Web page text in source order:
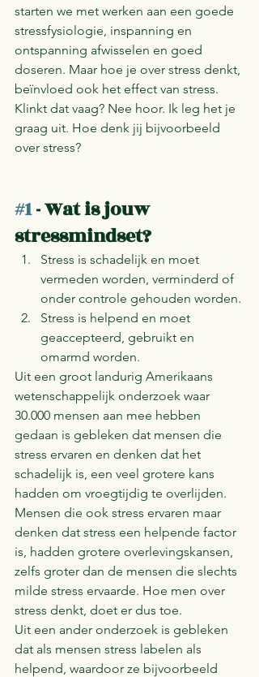
starten we met werken aan een goede
stressfysiologie, inspanning en
ontspanning afwisselen en goed
doseren. Maar hoe je over stress denkt,
beïnvloed ook het effect van stress.
Klinkt dat vaag? Nee hoor. Ik leg het je
graag uit. Hoe denk jij bijvoorbeeld
over stress?
#1 - Wat is jouw
stressmindset?
Stress is schadelijk en moet
vermeden worden, verminderd of
onder controle gehouden worden.
Stress is helpend en moet
geaccepteerd, gebruikt en
omarmd worden.
Uit een groot landurig Amerikaans
wetenschappelijk onderzoek waar
30.000 mensen aan mee hebben
gedaan is gebleken dat mensen die
stress ervaren en denken dat het
schadelijk is, een veel grotere kans
hadden om vroegtijdig te overlijden.
Mensen die ook stress ervaren maar
denken dat stress een helpende factor
is, hadden grotere overlevingskansen,
zelfs groter dan de mensen die slechts
milde stress ervaarde. Hoe men over
stress denkt, doet er dus toe.
Uit een ander onderzoek is gebleken
dat als mensen stress labelen als
helpend, waardoor ze bijvoorbeeld